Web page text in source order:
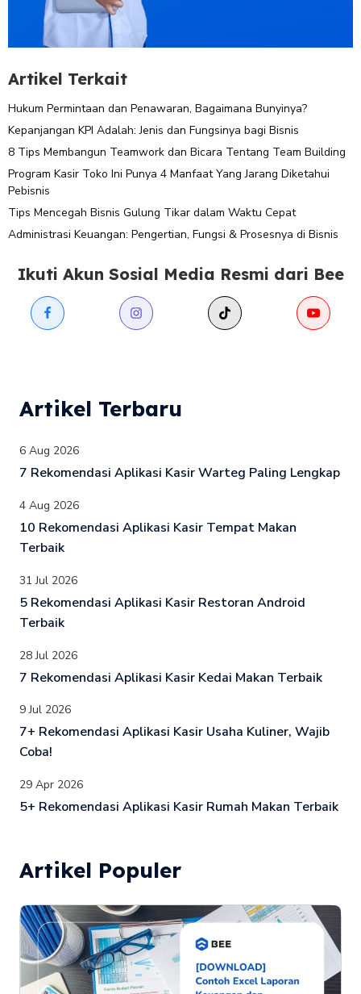
Artikel Terkait
Hukum Permintaan dan Penawaran, Bagaimana Bunyinya?
Kepanjangan KPI Adalah: Jenis dan Fungsinya bagi Bisnis
8 Tips Membangun Teamwork dan Bicara Tentang Team Building
Program Kasir Toko Ini Punya 4 Manfaat Yang Jarang Diketahui
Pebisnis
Tips Mencegah Bisnis Gulung Tikar dalam Waktu Cepat
Administrasi Keuangan: Pengertian, Fungsi & Prosesnya di Bisnis
Ikuti Akun Sosial Media Resmi dari Bee
Artikel Terbaru
6 Aug 2026
7 Rekomendasi Aplikasi Kasir Warteg Paling Lengkap
4 Aug 2026
10 Rekomendasi Aplikasi Kasir Tempat Makan
Terbaik
31 Jul 2026
5 Rekomendasi Aplikasi Kasir Restoran Android
Terbaik
28 Jul 2026
7 Rekomendasi Aplikasi Kasir Kedai Makan Terbaik
9 Jul 2026
7+ Rekomendasi Aplikasi Kasir Usaha Kuliner, Wajib
Coba!
29 Apr 2026
5+ Rekomendasi Aplikasi Kasir Rumah Makan Terbaik
Artikel Populer